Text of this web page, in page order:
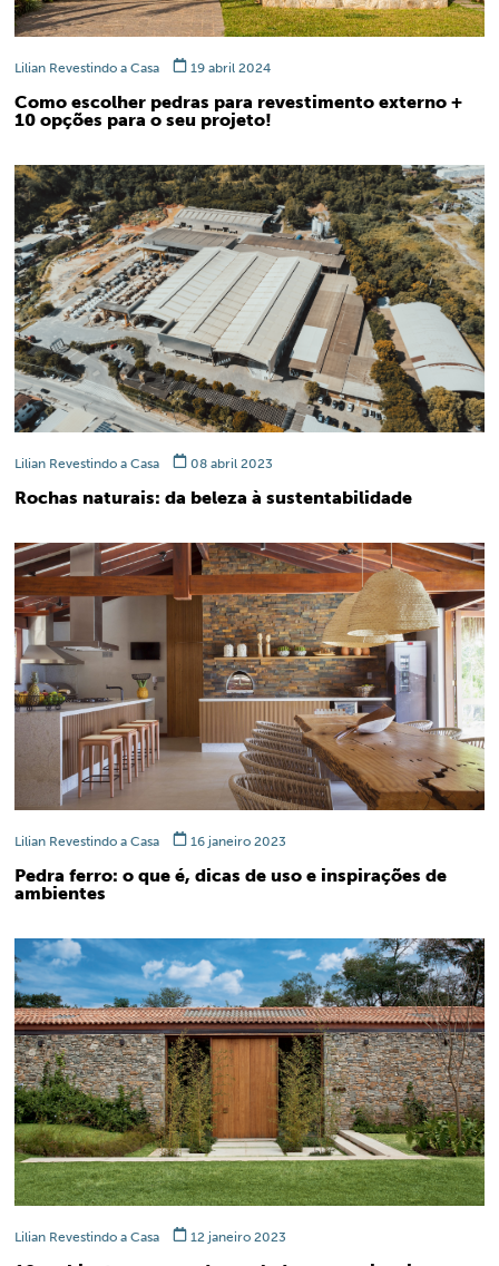
Lilian Revestindo a Casa 19 abril 2024
Como escolher pedras para revestimento externo +
10 opções para o seu projeto!
Lilian Revestindo a Casa 08 abril 2023
Rochas naturais: da beleza à sustentabilidade
Lilian Revestindo a Casa 16 janeiro 2023
Pedra ferro: o que é, dicas de uso e inspirações de
ambientes
Lilian Revestindo a Casa 12 janeiro 2023